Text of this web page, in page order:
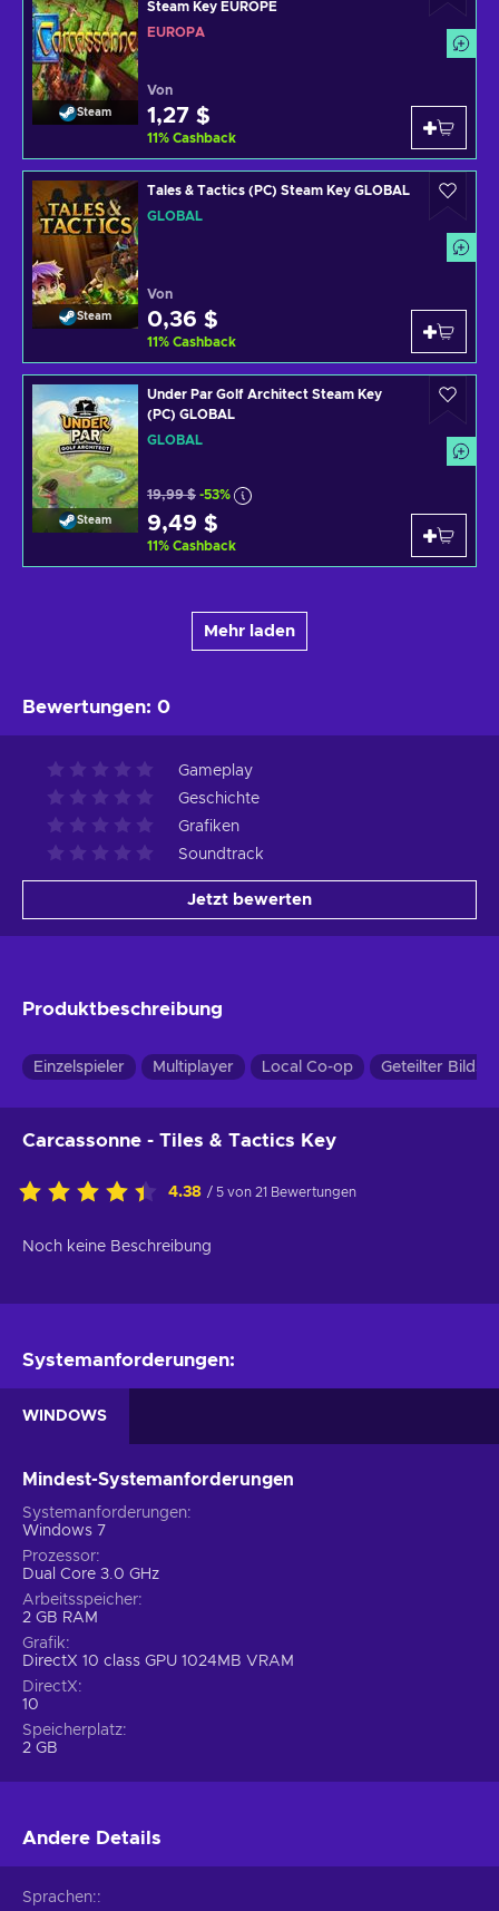
Steam
Steam Key EUROPE
EUROPA
Von
1,27 $
11% Cashback
Steam
Tales & Tactics (PC) Steam Key GLOBAL
GLOBAL
Von
0,36 $
11% Cashback
Steam
Under Par Golf Architect Steam Key
(PC) GLOBAL
GLOBAL
19,99 $ -53%
9,49 $
11% Cashback
Mehr laden
Bewertungen: 0
Gameplay
Geschichte
Grafiken
Soundtrack
Jetzt bewerten
Produktbeschreibung
Einzelspieler Multiplayer Local Co-op Geteilter
Carcassonne - Tiles & Tactics Key
4.38 / 5 von 21 Bewertungen
Noch keine Beschreibung
Systemanforderungen:
WINDOWS
Mindest-Systemanforderungen
Systemanforderungen
Windows 7
Prozessor
Dual Core 3.0 GHz
Arbeitsspeicher
2 GB RAM
Grafik
DirectX 10 class GPU 1024MB VRAM
DirectX
10
Speicherplatz
2 GB
Andere Details
Sprachen: